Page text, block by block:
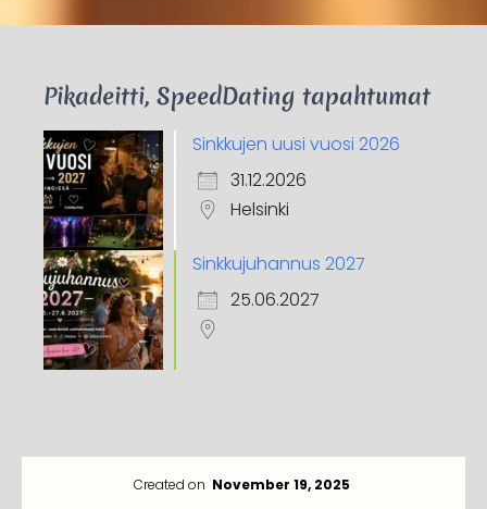
Pikadeitti, SpeedDating tapahtumat
Sinkkujen uusi vuosi 2026
31.12.2026
Helsinki
Sinkkujuhannus 2027
25.06.2027
Created on November 19, 2025